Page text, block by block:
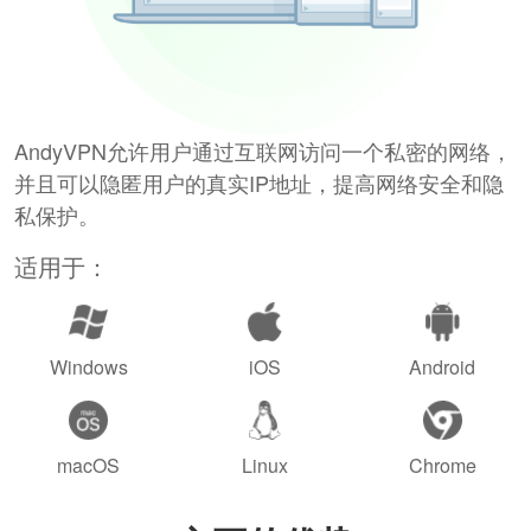
AndyVPN允许用户通过互联网访问一个私密的网络，
并且可以隐匿用户的真实IP地址，提高网络安全和隐
私保护。
适用于：
Windows iOS Android
macOS Linux Chrome